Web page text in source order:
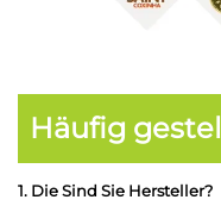
Häufig
1. Die Sind Sie Hersteller?